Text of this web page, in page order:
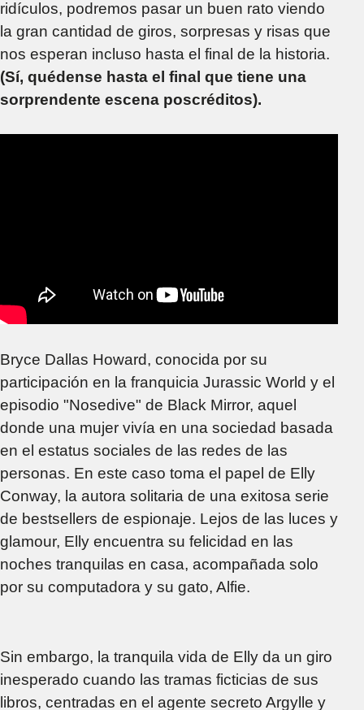
ridículos, podremos pasar un buen rato viendo
la gran cantidad de giros, sorpresas y risas que
nos esperan incluso hasta el final de la historia.
(Sí, quédense hasta el final que tiene una
sorprendente escena poscréditos).
Bryce Dallas Howard, conocida por su
participación en la franquicia Jurassic World y el
episodio "Nosedive" de Black Mirror, aquel
donde una mujer vivía en una sociedad basada
en el estatus sociales de las redes de las
personas. En este caso toma el papel de Elly
Conway, la autora solitaria de una exitosa serie
de bestsellers de espionaje. Lejos de las luces y
glamour, Elly encuentra su felicidad en las
noches tranquilas en casa, acompañada solo
por su computadora y su gato, Alfie.
Sin embargo, la tranquila vida de Elly da un giro
inesperado cuando las tramas ficticias de sus
libros, centradas en el agente secreto Argylle y